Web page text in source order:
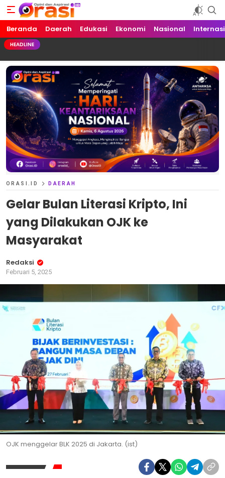
Orasi.ID
Opini dan Aspirasi!
Beranda Daerah Edukasi Ekonomi Nasional
HEADLINE
ORASI.ID DAERAH
Gelar Bulan Literasi Kripto, Ini
yang Dilakukan OJK ke
Masyarakat
Redaksi
Februari 5, 2025
OJK menggelar BLK 2025 di Jakarta. (ist)